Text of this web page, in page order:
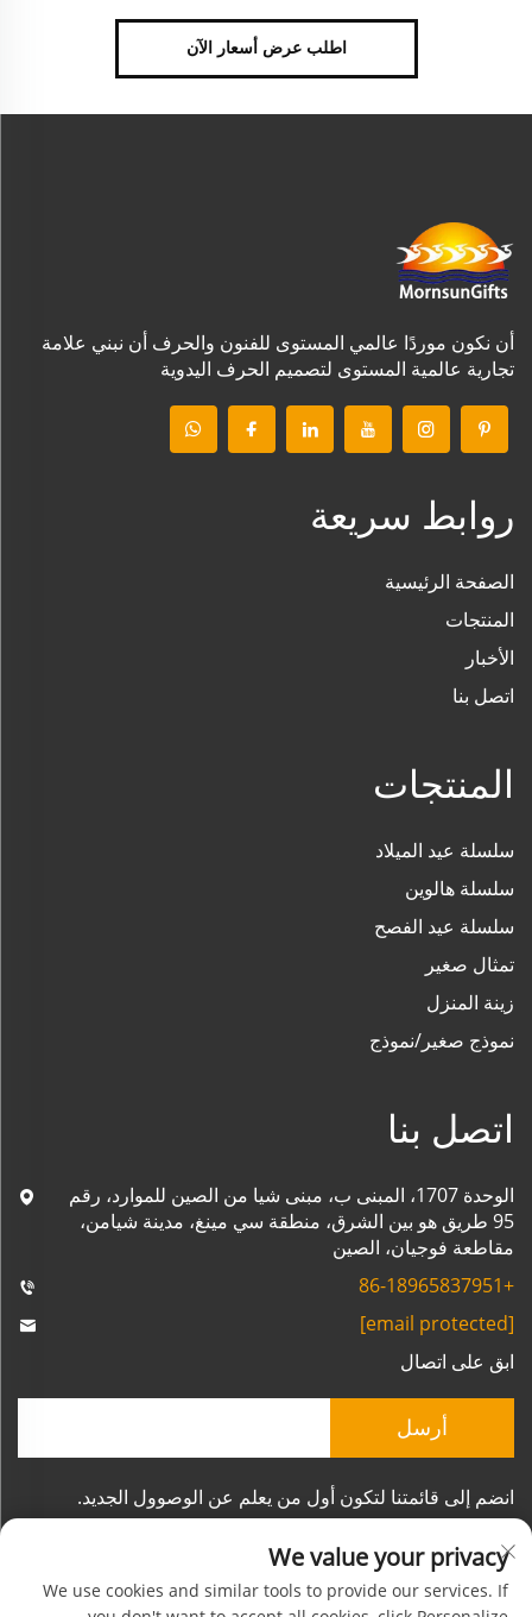
اطلب عرض أسعار الآن
أن نكون موردًا عالمي المستوى للفنون والحرف أن نبني علامة
تجارية عالمية المستوى لتصميم الحرف اليدوية
روابط سريعة
الصفحة الرئيسية
المنتجات
الأخبار
اتصل بنا
المنتجات
سلسلة عيد الميلاد
سلسلة هالوين
سلسلة عيد الفصح
تمثال صغير
زينة المنزل
نموذج صغير/نموذج
اتصل بنا
الوحدة 1707، المبنى ب، مبنى شيا من الصين للموارد، رقم
95 طريق هو بين الشرق، منطقة سي مينغ، مدينة شيامن،
مقاطعة فوجيان، الصين
+86-18965837951
[email protected]
ابق على اتصال
أرسل
انضم إلى قائمتنا لتكون أول من يعلم عن الوصوول الجديد.
We value your privacy
We use cookies and similar tools to provide our services. If